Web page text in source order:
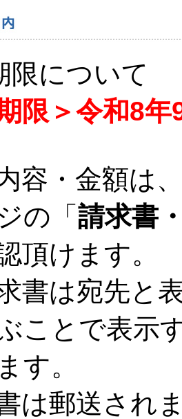
限について
限＞令和8
・金額は
の「 請求書
頂けます。
は宛先と表
ことで表示
す。
郵送されま